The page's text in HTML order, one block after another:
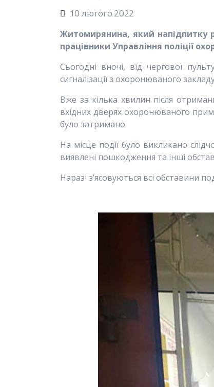
10 лютого 2022
Житомирянина, який напідпитку
працівники Управління поліції
Сьогодні вночі, від чергової
сигналізації з охоронюваного
Вже за кілька хвилин після
вхідних дверях охоронюваного
було затримано.
На місце події було викликано
виявлені пошкодження та інші
Наразі з’ясовуються всі обставини